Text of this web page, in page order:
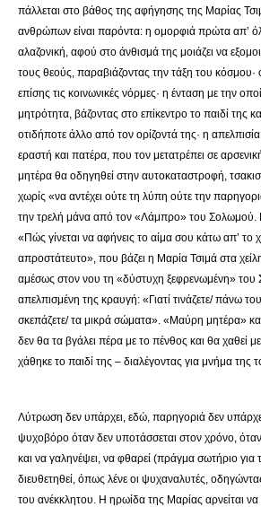
πάλλεται στο βάθος της αφήγησης της Μαρίας
ανθρώπων είναι παρόντα: η ομορφιά πρώτα απ’
αλαζονική, αφού στο άνθισμά της μοιάζει να
τους θεούς, παραβιάζοντας την τάξη του κόσμου·
επίσης τις κοινωνικές νόρμες· η ένταση με την
μητρότητα, βάζοντας στο επίκεντρο το παιδί της
οτιδήποτε άλλο από τον ορίζοντά της· η
εραστή και πατέρα, που τον μετατρέπει σε
μητέρα θα οδηγηθεί στην αυτοκαταστροφή,
χωρίς «να αντέχει ούτε τη λύπη ούτε την
την τρελή μάνα από τον «Λάμπρο» του Σολωμού.
«Πώς γίνεται να αφήνεις το αίμα σου κάτω απ’ το
απροστάτευτο», που βάζει η Μαρία Τσιμά στα
αμέσως στον νου τη «δύστυχη ξεφρενωμένη» του
απελπισμένη της κραυγή: «Γιατί τινάζετε/ πάνω
σκεπάζετε/ τα μικρά σώματα». «Μαύρη μητέρα»
δεν θα τα βγάλει πέρα με το πένθος και θα χαθεί
χάθηκε το παιδί της – διαλέγοντας για μνήμα της
Λύτρωση δεν υπάρχει, εδώ, παρηγοριά δεν
ψυχοβόρο όταν δεν υποτάσσεται στον χρόνο, όταν
και να γαληνέψει, να φθαρεί (πράγμα σωτήριο για
διευθετηθεί, όπως λένε οι ψυχαναλυτές,
του ανέκκλητου. Η ηρωίδα της Μαρίας αρνείται να